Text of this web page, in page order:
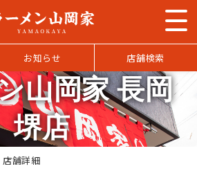
お知らせ 店舗検索
山岡家 長岡
堺店
店舗詳細